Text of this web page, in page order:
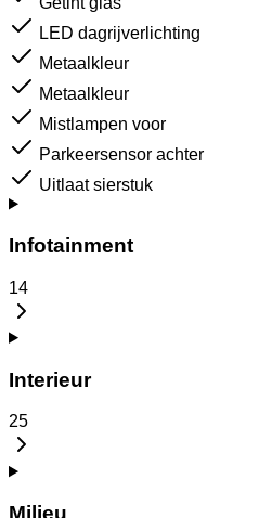
LED dagrijverlichting
Metaalkleur
Metaalkleur
Mistlampen voor
Parkeersensor achter
Uitlaat sierstuk
Infotainment
14
Interieur
25
Milieu